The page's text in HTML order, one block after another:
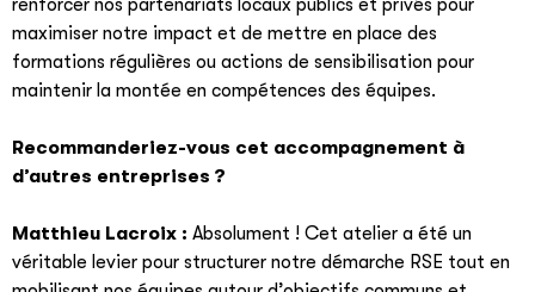
renforcer nos partenariats locaux publics et privés pour
maximiser notre impact et de mettre en place des
formations régulières ou actions de sensibilisation pour
maintenir la montée en compétences des équipes.
Recommanderiez-vous cet accompagnement à
d’autres entreprises ?
Matthieu Lacroix : Absolument ! Cet atelier a été un
véritable levier pour structurer notre démarche RSE tout en